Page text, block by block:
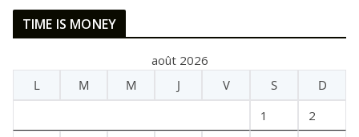
E
I
U
TIME IS MONEY
août 2026
L
M M J V S
D
1
2